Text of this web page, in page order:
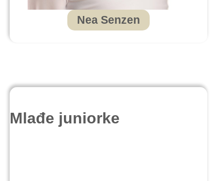
Nea Senzen
Mlađe juniorke